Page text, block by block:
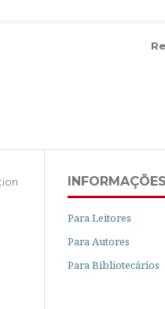
INFORMAÇÕES
Para Leitores
Para Autores
Para Bibliotecários